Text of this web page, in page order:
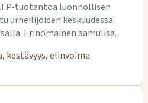
tuotantoa luonnollisen
urheilijoiden keskuudessa.
Erinomainen aamulisä.
kestävyys, elinvoima